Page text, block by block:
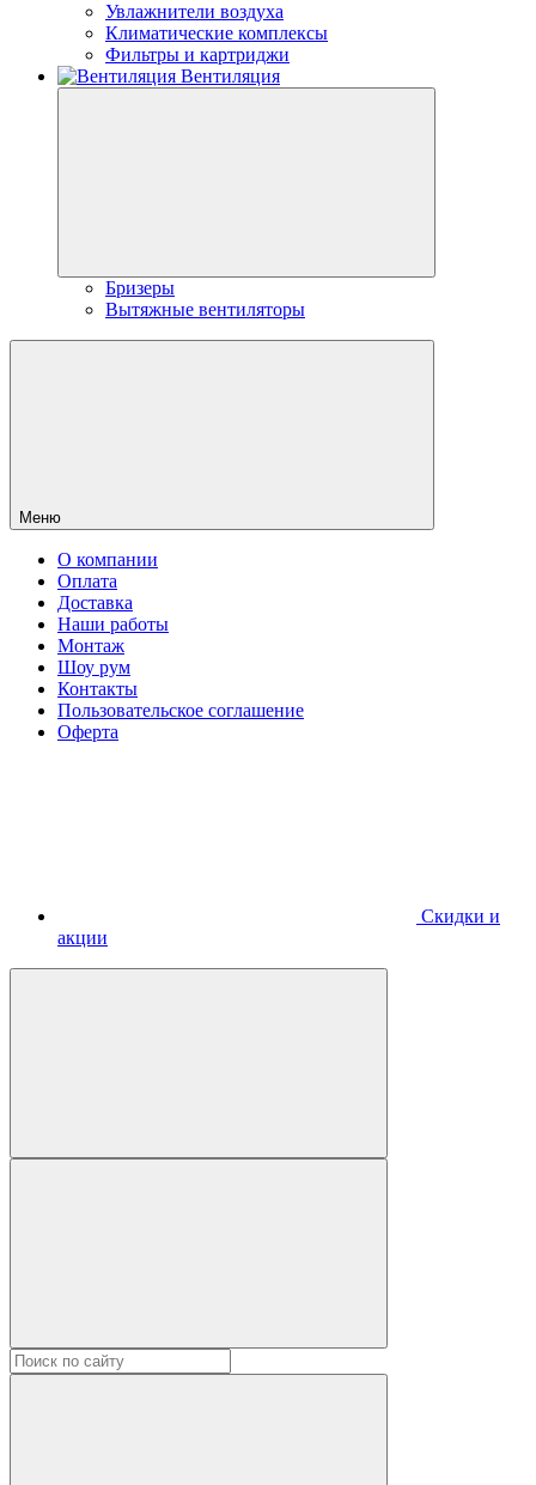
Увлажнители воздуха
Климатические комплексы
Фильтры и картриджи
Вентиляция
Бризеры
Вытяжные вентиляторы
Меню
О компании
Оплата
Доставка
Наши работы
Монтаж
Шоу рум
Контакты
Пользовательское соглашение
Оферта
Скидки и
акции